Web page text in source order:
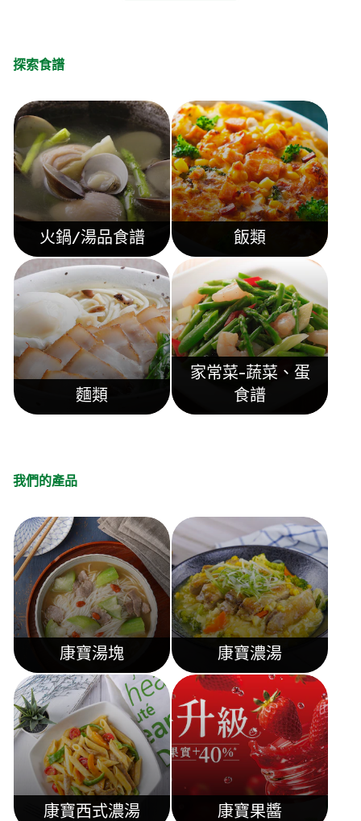
探索食譜
火鍋/湯品食譜 飯類
麵類
家常菜-蔬菜、蛋
食譜
我們的產品
康寶湯塊 康寶濃湯
康寶西式濃湯 康寶果醬